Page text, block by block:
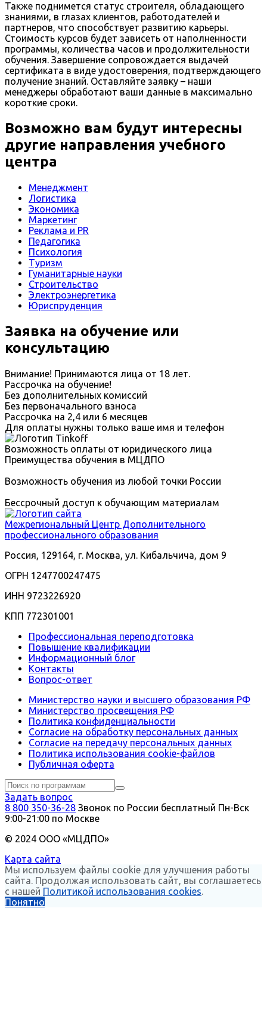
Также поднимется статус строителя, обладающего
знаниями, в глазах клиентов, работодателей и
партнеров, что способствует развитию карьеры.
Стоимость курсов будет зависеть от наполненности
программы, количества часов и продолжительности
обучения. Завершение сопровождается выдачей
сертификата в виде удостоверения, подтверждающего
получение знаний. Оставляйте заявку – наши
менеджеры обработают ваши данные в максимально
короткие сроки.
Возможно вам будут интересны
другие направления учебного
центра
Менеджмент
Логистика
Экономика
Маркетинг
Реклама и PR
Педагогика
Психология
Туризм
Гуманитарные науки
Строительство
Электроэнергетика
Юриспруденция
Заявка на обучение или
консультацию
Внимание! Принимаются лица от 18 лет.
Рассрочка на обучение!
Без дополнительных комиссий
Без первоначального взноса
Рассрочка на 2,4 или 6 месяцев
Для оплаты нужны только ваше имя и телефон
Возможность оплаты от юридического лица
Преимущества обучения в МЦДПО
Возможность обучения из любой точки России
Бессрочный доступ к обучающим материалам
Межрегиональный Центр Дополнительного
профессионального образования
Россия, 129164, г. Москва, ул. Кибальчича, дом 9
ОГРН 1247700247475
ИНН 9723226920
КПП 772301001
Профессиональная переподготовка
Повышение квалификации
Информационный блог
Контакты
Вопрос-ответ
Министерство науки и высшего образования РФ
Министерство просвещения РФ
Политика конфиденциальности
Согласие на обработку персональных данных
Согласие на передачу персональных данных
Политика использования сookie-файлов
Публичная оферта
Задать вопрос
8 800 350-36-28 Звонок по России бесплатный Пн-Вск
9:00-21:00 по Москве
© 2024 ООО «МЦДПО»
Карта сайта
Мы используем файлы cookie для улучшения работы
сайта. Продолжая использовать сайт, вы соглашаетесь
с нашей Политикой использования cookies.
Понятно